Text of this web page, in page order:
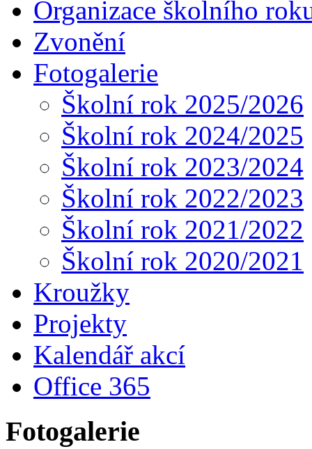
Organizace školního
Zvonění
Fotogalerie
Školní rok 2025/2026
Školní rok 2024/2025
Školní rok 2023/2024
Školní rok 2022/2023
Školní rok 2021/2022
Školní rok 2020/2021
Kroužky
Projekty
Kalendář akcí
Office 365
Fotogalerie